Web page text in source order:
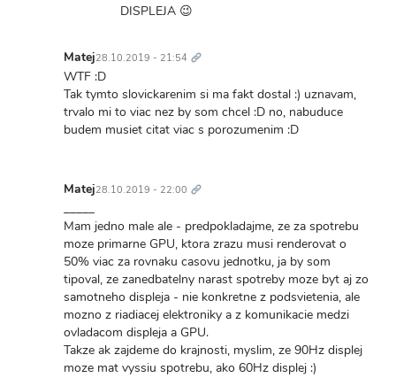
to
na
je…
by
Matej
DISPLEJA 😉
Matej28.10.2019 - 21:54 odkaz
In
reply
to
prosím
o
stranku…
by
oxy
WTF :D
Tak tymto slovickarenim si ma fakt dostal :) uznavam,
trvalo mi to viac nez by som chcel :D no, nabuduce
budem musiet citat viac s porozumenim :D
Matej28.10.2019 - 22:00 odkaz
In
reply
to
prosím
ta,
skoc
o
stranku…
by
oxy
_____
Mam jedno male ale - predpokladajme, ze za spotrebu
moze primarne GPU, ktora zrazu musi renderovat o
50% viac za rovnaku casovu jednotku, ja by som
tipoval, ze zanedbatelny narast spotreby moze byt aj zo
samotneho displeja - nie konkretne z podsvietenia, ale
mozno z riadiacej elektroniky a z komunikacie medzi
ovladacom displeja a GPU.
Takze ak zajdeme do krajnosti, myslim, ze 90Hz displej
moze mat vyssiu spotrebu, ako 60Hz displej :)